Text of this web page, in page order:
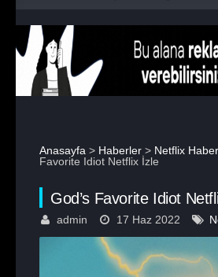
Anasayfa > Haberler > Netflix
Favorite Idiot Netflix İzle
God’s Favorite Idiot
admin 17 Haz 2022